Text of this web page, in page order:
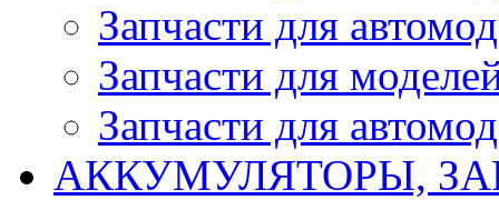
Запчасти для
Запчасти для
Запчасти для
АККУМУЛЯТОРЫ,